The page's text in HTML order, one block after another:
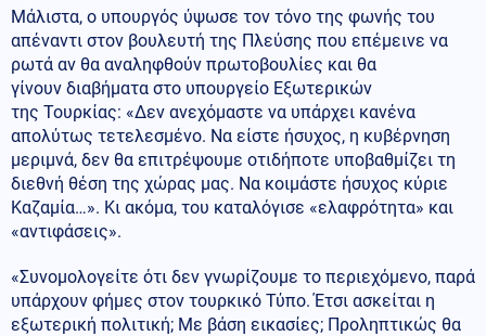
Μάλιστα, ο υπουργός ύψωσε τον τόνο της φωνής του
απέναντι στον βουλευτή της Πλεύσης που επέμεινε να
ρωτά αν θα αναληφθούν πρωτοβουλίες και θα
γίνουν διαβήματα στο υπουργείο Εξωτερικών
της Τουρκίας: «Δεν ανεχόμαστε να υπάρχει κανένα
απολύτως τετελεσμένο. Να είστε ήσυχος, η κυβέρνηση
μεριμνά, δεν θα επιτρέψουμε οτιδήποτε υποβαθμίζει τη
διεθνή θέση της χώρας μας. Να κοιμάστε ήσυχος κύριε
Καζαμία…». Κι ακόμα, του καταλόγισε «ελαφρότητα» και
«αντιφάσεις».
«Συνομολογείτε ότι δεν γνωρίζουμε το περιεχόμενο, παρά
υπάρχουν φήμες στον τουρκικό Τύπο. Έτσι ασκείται η
εξωτερική πολιτική; Με βάση εικασίες; Προληπτικώς θα